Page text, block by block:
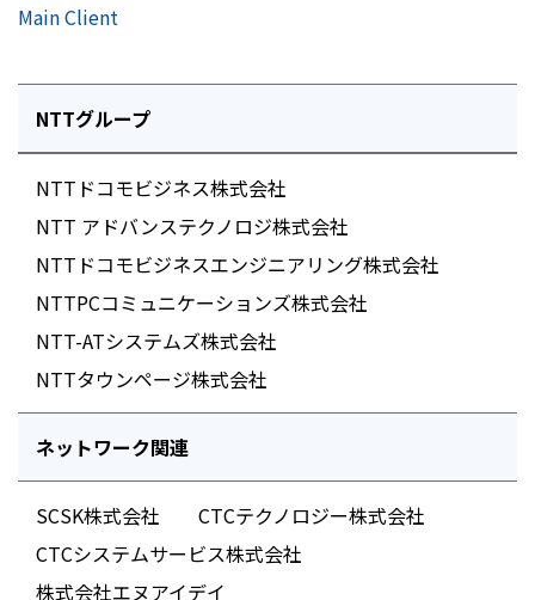
Main Client
NTTグループ
NTTドコモビジネス株式会社
NTT アドバンステクノロジ株式会社
NTTドコモビジネスエンジニアリング株式会社
NTTPCコミュニケーションズ株式会社
NTT-ATシステムズ株式会社
NTTタウンページ株式会社
ネットワーク関連
SCSK株式会社
CTCテクノロジー株式会社
CTCシステムサービス株式会社
株式会社エヌアイデイ